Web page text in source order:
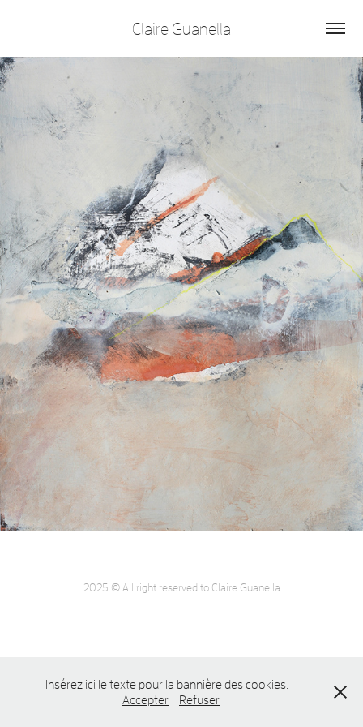
Claire Guanella
2025 © All right reserved to Claire Guanella
Insérez ici le texte pour la bannière des cookies.
Accepter
Refuser